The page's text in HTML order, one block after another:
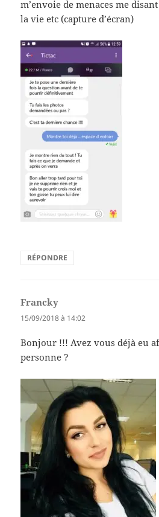
m’envoie de menaces me
la vie etc (capture d’écran)
RÉPONDRE
Francky
15/09/2018 à 14:02
Bonjour !!! Avez vous déjà eu
personne ?